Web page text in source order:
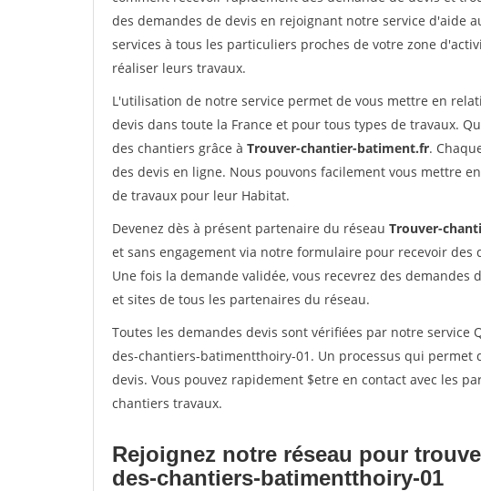
des demandes de devis en rejoignant notre service d'aide
services à tous les particuliers proches de votre zone
réaliser leurs travaux.
L'utilisation de notre service permet de vous mettre en
devis dans toute la France et pour tous types de travaux.
des chantiers grâce à Trouver-chantier-batiment.fr.
des devis en ligne. Nous pouvons facilement vous mettre
de travaux pour leur Habitat.
Devenez dès à présent partenaire du réseau Trouver-
et sans engagement via notre formulaire pour recevoir
Une fois la demande validée, vous recevrez des
et sites de tous les partenaires du réseau.
Toutes les demandes devis sont vérifiées par notre service
des-chantiers-batimentthoiry-01. Un processus qui permet
devis. Vous pouvez rapidement $etre en contact avec les
chantiers travaux.
Rejoignez notre réseau pour
des-chantiers-batimentthoiry-01